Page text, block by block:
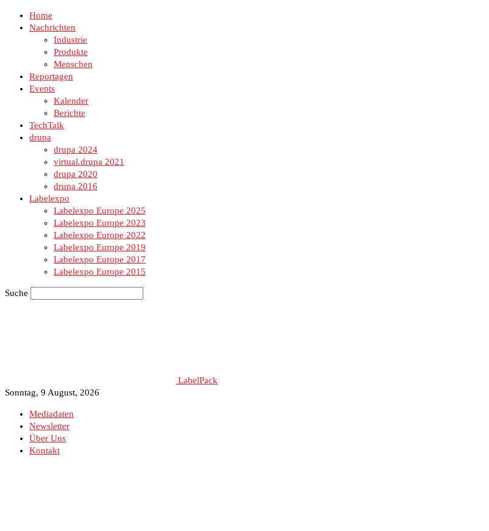
Home
Nachrichten
Industrie
Produkte
Menschen
Reportagen
Events
Kalender
Berichte
TechTalk
drupa
drupa 2024
virtual.drupa 2021
drupa 2020
drupa 2016
Labelexpo
Labelexpo Europe 2025
Labelexpo Europe 2023
Labelexpo Europe 2022
Labelexpo Europe 2019
Labelexpo Europe 2017
Labelexpo Europe 2015
Suche
LabelPack
Sonntag, 9 August, 2026
Mediadaten
Newsletter
Über Uns
Kontakt